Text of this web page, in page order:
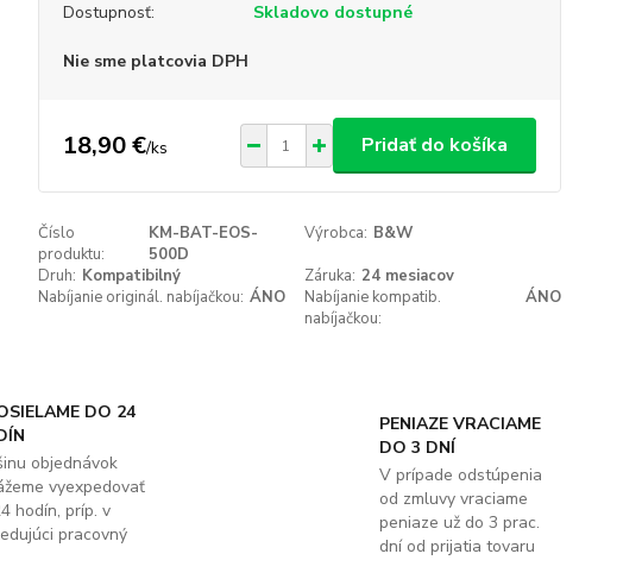
Dostupnosť: Skladovo dostupné
Nie sme platcovia DPH
18,90 €/ks Pridať do košíka
Číslo
produktu:
KM-BAT-EOS-
500D
Výrobca: B&W
Druh: Kompatibilný Záruka: 24 mesiacov
Nabíjanie originál. nabíjačkou: ÁNO
Nabíjanie kompatib.
nabíjačkou:
ÁNO
DO 24
objednávok
vyexpedovať
hodín, príp. v
pracovný
PENIAZE VRACIAME
DO 3 DNÍ
V prípade odstúpenia
od zmluvy vraciame
peniaze už do 3 prac.
dní od prijatia tovaru